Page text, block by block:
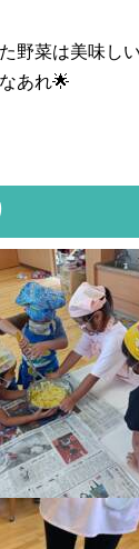
野菜は美味し
あれ🌟